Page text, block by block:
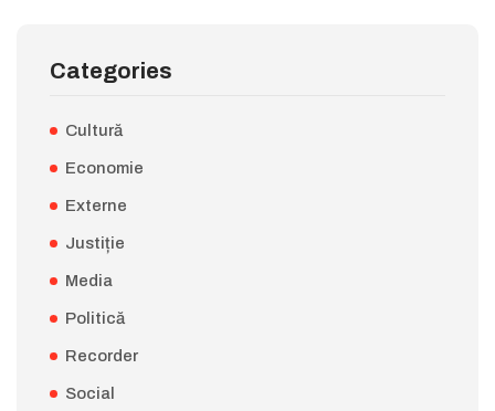
Categories
Cultură
Economie
Externe
Justiție
Media
Politică
Recorder
Social